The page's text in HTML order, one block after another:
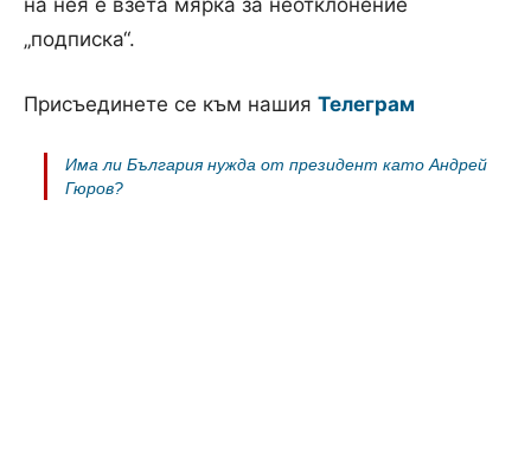
„подписка“.
Присъединете се към нашия Телеграм
Има ли България нужда от президент като Андрей
Гюров?